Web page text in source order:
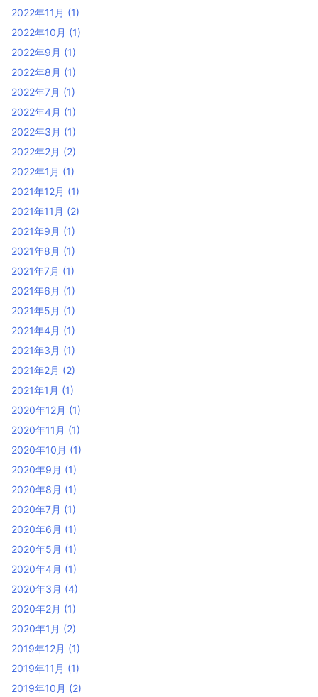
2022年11月 (1)
2022年10月 (1)
2022年9月 (1)
2022年8月 (1)
2022年7月 (1)
2022年4月 (1)
2022年3月 (1)
2022年2月 (2)
2022年1月 (1)
2021年12月 (1)
2021年11月 (2)
2021年9月 (1)
2021年8月 (1)
2021年7月 (1)
2021年6月 (1)
2021年5月 (1)
2021年4月 (1)
2021年3月 (1)
2021年2月 (2)
2021年1月 (1)
2020年12月 (1)
2020年11月 (1)
2020年10月 (1)
2020年9月 (1)
2020年8月 (1)
2020年7月 (1)
2020年6月 (1)
2020年5月 (1)
2020年4月 (1)
2020年3月 (4)
2020年2月 (1)
2020年1月 (2)
2019年12月 (1)
2019年11月 (1)
2019年10月 (2)